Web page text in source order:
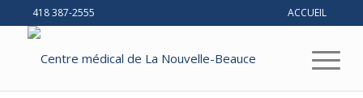
418 387-2555 ACCUEIL